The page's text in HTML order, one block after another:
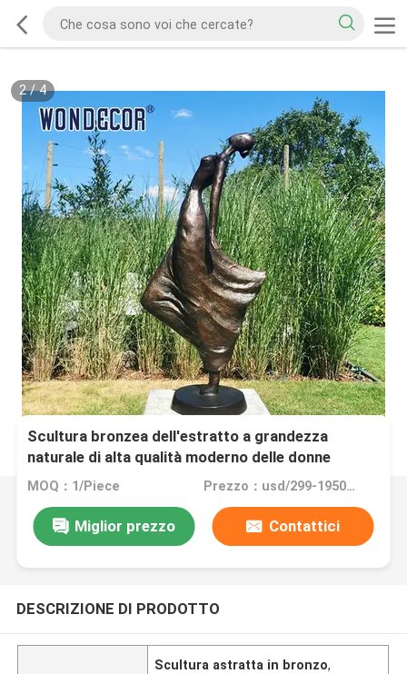
2/4
Scultura bronzea dell'estratto a grandezza
naturale di alta qualità moderno delle donne
artistiche
MOQ：1/Piece Prezzo：usd/299-19500/Piece
Miglior prezzo Contattici
DESCRIZIONE DI PRODOTTO
Scultura astratta in bronzo,